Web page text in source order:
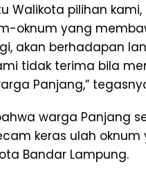
Walikota pilihan
oknum yang
akan berhadapan
tidak terima bila
Panjang,”
warga Panjang
keras ulah
Bandar Lampung.